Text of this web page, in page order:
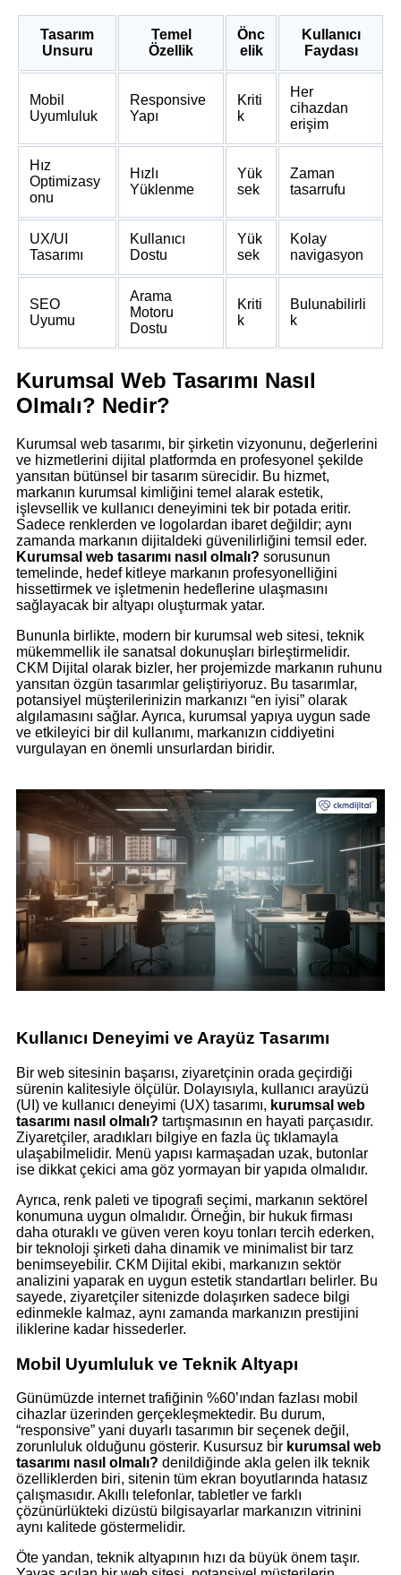
Tasarım
Unsuru
Temel
Özellik
Önc
elik
Kullanıcı
Faydası
Mobil
Uyumluluk
Responsive
Yapı
Kriti
k
Her
cihazdan
erişim
Hız
Optimizasy
onu
Hızlı
Yüklenme
Yük
sek
Zaman
tasarrufu
UX/UI
Tasarımı
Kullanıcı
Dostu
Yük
sek
Kolay
navigasyon
SEO
Uyumu
Arama
Motoru
Dostu
Kriti
k
Bulunabilirli
k
Kurumsal Web Tasarımı Nasıl
Olmalı? Nedir?
Kurumsal web tasarımı, bir şirketin vizyonunu, değerlerini
ve hizmetlerini dijital platformda en profesyonel şekilde
yansıtan bütünsel bir tasarım sürecidir. Bu hizmet,
markanın kurumsal kimliğini temel alarak estetik,
işlevsellik ve kullanıcı deneyimini tek bir potada eritir.
Sadece renklerden ve logolardan ibaret değildir; aynı
zamanda markanın dijitaldeki güvenilirliğini temsil eder.
Kurumsal web tasarımı nasıl olmalı? sorusunun
temelinde, hedef kitleye markanın profesyonelliğini
hissettirmek ve işletmenin hedeflerine ulaşmasını
sağlayacak bir altyapı oluşturmak yatar.
Bununla birlikte, modern bir kurumsal web sitesi, teknik
mükemmellik ile sanatsal dokunuşları birleştirmelidir.
CKM Dijital olarak bizler, her projemizde markanın ruhunu
yansıtan özgün tasarımlar geliştiriyoruz. Bu tasarımlar,
potansiyel müşterilerinizin markanızı “en iyisi” olarak
algılamasını sağlar. Ayrıca, kurumsal yapıya uygun sade
ve etkileyici bir dil kullanımı, markanızın ciddiyetini
vurgulayan en önemli unsurlardan biridir.
Kullanıcı Deneyimi ve Arayüz Tasarımı
Bir web sitesinin başarısı, ziyaretçinin orada geçirdiği
sürenin kalitesiyle ölçülür. Dolayısıyla, kullanıcı arayüzü
(UI) ve kullanıcı deneyimi (UX) tasarımı, kurumsal web
tasarımı nasıl olmalı? tartışmasının en hayati parçasıdır.
Ziyaretçiler, aradıkları bilgiye en fazla üç tıklamayla
ulaşabilmelidir. Menü yapısı karmaşadan uzak, butonlar
ise dikkat çekici ama göz yormayan bir yapıda olmalıdır.
Ayrıca, renk paleti ve tipografi seçimi, markanın sektörel
konumuna uygun olmalıdır. Örneğin, bir hukuk firması
daha oturaklı ve güven veren koyu tonları tercih ederken,
bir teknoloji şirketi daha dinamik ve minimalist bir tarz
benimseyebilir. CKM Dijital ekibi, markanızın sektör
analizini yaparak en uygun estetik standartları belirler. Bu
sayede, ziyaretçiler sitenizde dolaşırken sadece bilgi
edinmekle kalmaz, aynı zamanda markanızın prestijini
iliklerine kadar hissederler.
Mobil Uyumluluk ve Teknik Altyapı
Günümüzde internet trafiğinin %60’ından fazlası mobil
cihazlar üzerinden gerçekleşmektedir. Bu durum,
“responsive” yani duyarlı tasarımın bir seçenek değil,
zorunluluk olduğunu gösterir. Kusursuz bir kurumsal web
tasarımı nasıl olmalı? denildiğinde akla gelen ilk teknik
özelliklerden biri, sitenin tüm ekran boyutlarında hatasız
çalışmasıdır. Akıllı telefonlar, tabletler ve farklı
çözünürlükteki dizüstü bilgisayarlar markanızın vitrinini
aynı kalitede göstermelidir.
Öte yandan, teknik altyapının hızı da büyük önem taşır.